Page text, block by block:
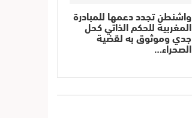
واشنطن تجدد دعمها للمبادرة
المغربية للحكم الذاتي كحل
جدي وموثوق به لقضية
الصحراء…